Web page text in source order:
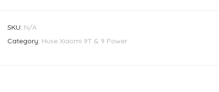
SKU: N/A
Category: Huse Xiaomi 9T & 9 Power